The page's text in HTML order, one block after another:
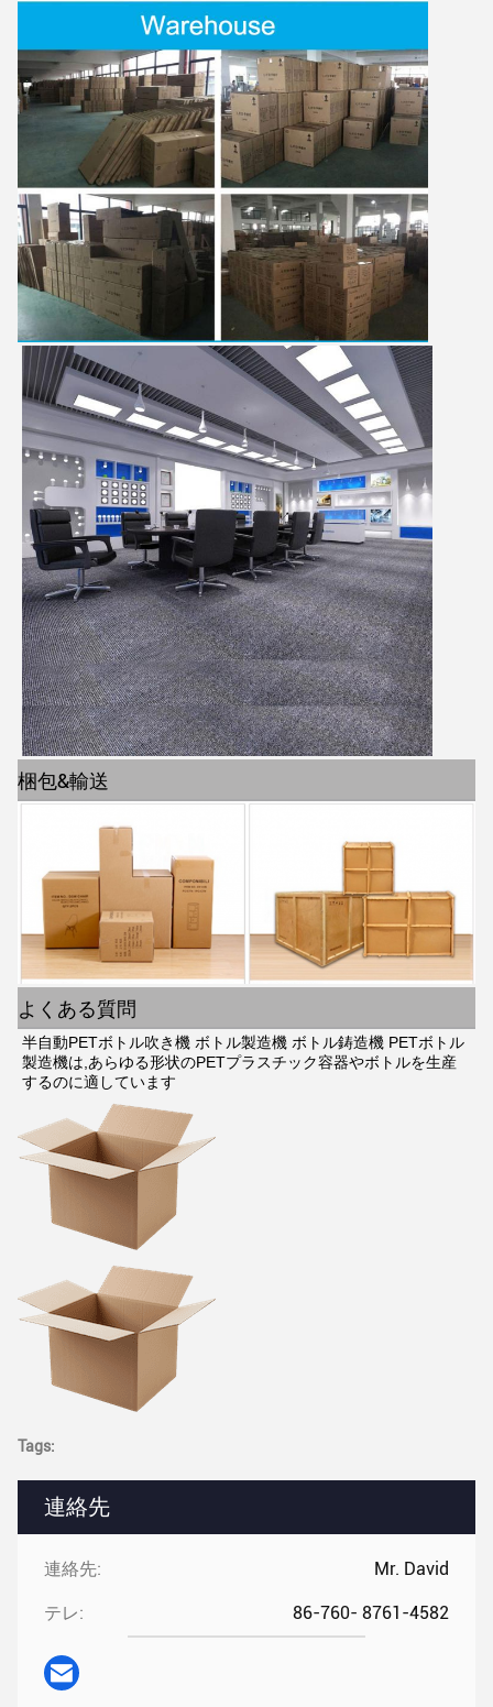
連絡先
連絡先: Mr. David
テレ: 86-760- 8761-4582
梱包&輸送
よくある質問
半自動PETボトル吹き機 ボトル製造機 ボトル鋳造機 PETボトル
製造機は,あらゆる形状のPETプラスチック容器やボトルを生産
するのに適しています
Tags: